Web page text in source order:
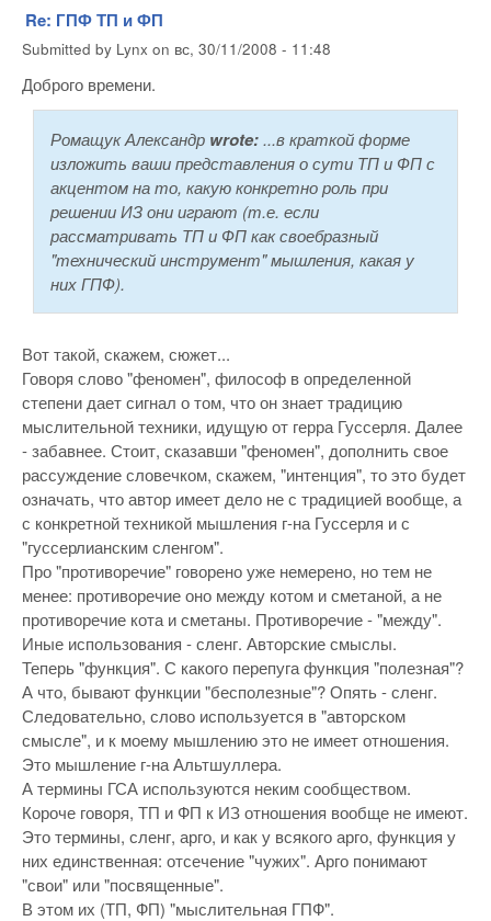
Re: ГПФ ТП и ФП
Submitted by Lynx on вс, 30/11/2008 - 11:48
Доброго времени.
Ромащук Александр wrote: ...в краткой форме
изложить ваши представления о сути ТП и ФП с
акцентом на то, какую конкретно роль при
решении ИЗ они играют (т.е. если
рассматривать ТП и ФП как своебразный
"технический инструмент" мышления, какая у
них ГПФ).
Вот такой, скажем, сюжет...
Говоря слово "феномен", философ в определенной
степени дает сигнал о том, что он знает традицию
мыслительной техники, идущую от герра Гуссерля. Далее
- забавнее. Стоит, сказавши "феномен", дополнить свое
рассуждение словечком, скажем, "интенция", то это будет
означать, что автор имеет дело не с традицией вообще, а
с конкретной техникой мышления г-на Гуссерля и с
"гуссерлианским сленгом".
Про "противоречие" говорено уже немерено, но тем не
менее: противоречие оно между котом и сметаной, а не
противоречие кота и сметаны. Противоречие - "между".
Иные использования - сленг. Авторские смыслы.
Теперь "функция". С какого перепуга функция "полезная"?
А что, бывают функции "бесполезные"? Опять - сленг.
Следовательно, слово используется в "авторском
смысле", и к моему мышлению это не имеет отношения.
Это мышление г-на Альтшуллера.
А термины ГСА используются неким сообществом.
Короче говоря, ТП и ФП к ИЗ отношения вообще не имеют.
Это термины, сленг, арго, и как у всякого арго, функция у
них единственная: отсечение "чужих". Арго понимают
"свои" или "посвященные".
В этом их (ТП, ФП) "мыслительная ГПФ".